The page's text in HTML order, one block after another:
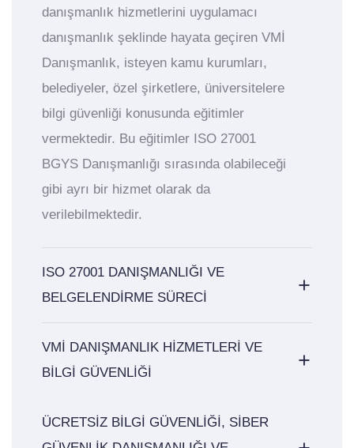
danışmanlık hizmetlerini uygulamacı
danışmanlık şeklinde hayata geçiren VMİ
Danışmanlık, isteyen kamu kurumları,
belediyeler, özel şirketlere, üniversitelere
bilgi güvenliği konusunda eğitimler
vermektedir. Bu eğitimler ISO 27001
BGYS Danışmanlığı sırasında olabileceği
gibi ayrı bir hizmet olarak da
verilebilmektedir.
ISO 27001 DANIŞMANLIĞI VE
BELGELENDİRME SÜRECİ
VMİ DANIŞMANLIK HİZMETLERİ VE
BİLGİ GÜVENLİĞİ
ÜCRETSİZ BİLGİ GÜVENLİĞİ, SİBER